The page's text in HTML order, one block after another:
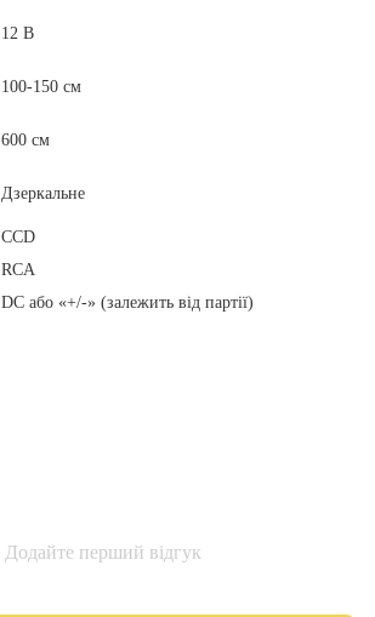
12 В
100-150 см
600 см
Дзеркальне
ССD
RCA
DC або «+/-» (залежить від партії)
Додайте перший відгук